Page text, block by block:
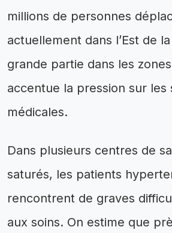
millions de personnes
actuellement dans l’Est de
grande partie dans les
accentue la pression sur les
médicales.
Dans plusieurs centres de
saturés, les patients
rencontrent de graves
aux soins. On estime que